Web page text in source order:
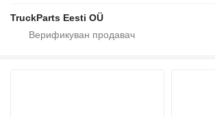
TruckParts Eesti OÜ